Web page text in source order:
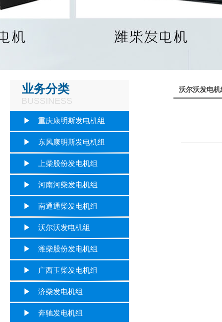
沃尔沃发电机
业务分类
BUSSINESS
▶ 重庆康明斯发电机组
▶ 东风康明斯发电机组
▶ 上柴股份发电机组
▶ 河南河柴发电机组
▶ 南通通柴发电机组
▶ 沃尔沃发电机组
▶ 潍柴股份发电机组
▶ 广西玉柴发电机组
▶ 济柴发电机组
▶ 奔驰发电机组